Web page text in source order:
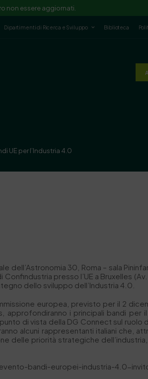
non essere aggiornati.
Dipartimenti di Ricerca e Sviluppo Biblioteca
UE per l’Industria 4.0
dell’Astronomia 30, Roma – sala
presso l’UE a Bruxelles
dello sviluppo dell’Industria 4.0.
europea, previsto per il 2
approfondiranno i principali bandi per
di vista della DG Connect sul ruolo
alcuni rappresentanti italiani che,
delle priorità strategiche
bandi-europei-industria-4.0-